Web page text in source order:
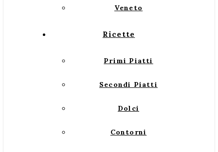
Veneto
Ricette
Primi Piatti
Secondi Piatti
Dolci
Contorni